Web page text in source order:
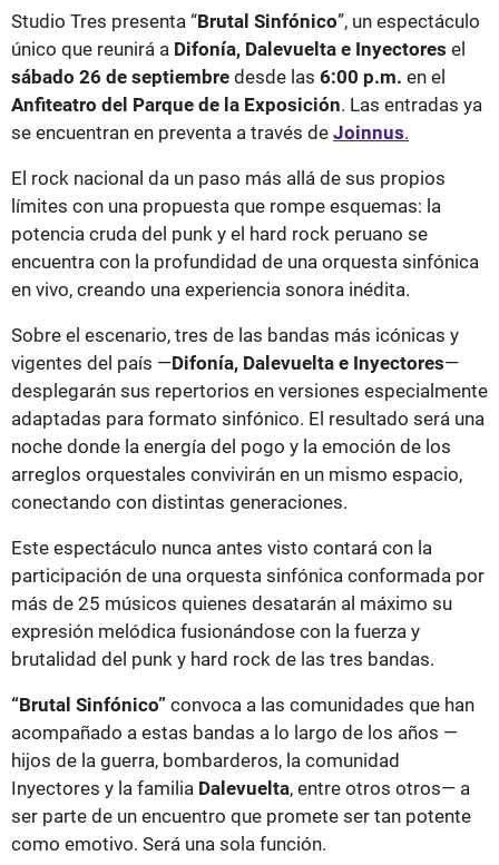
Studio Tres presenta “Brutal Sinfónico”, un espectáculo
único que reunirá a Difonía, Dalevuelta e Inyectores el
sábado 26 de septiembre desde las 6:00 p.m. en el
Anfiteatro del Parque de la Exposición. Las entradas ya
se encuentran en preventa a través de Joinnus.
El rock nacional da un paso más allá de sus propios
límites con una propuesta que rompe esquemas: la
potencia cruda del punk y el hard rock peruano se
encuentra con la profundidad de una orquesta sinfónica
en vivo, creando una experiencia sonora inédita.
Sobre el escenario, tres de las bandas más icónicas y
vigentes del país —Difonía, Dalevuelta e Inyectores—
desplegarán sus repertorios en versiones especialmente
adaptadas para formato sinfónico. El resultado será una
noche donde la energía del pogo y la emoción de los
arreglos orquestales convivirán en un mismo espacio,
conectando con distintas generaciones.
Este espectáculo nunca antes visto contará con la
participación de una orquesta sinfónica conformada por
más de 25 músicos quienes desatarán al máximo su
expresión melódica fusionándose con la fuerza y
brutalidad del punk y hard rock de las tres bandas.
“Brutal Sinfónico” convoca a las comunidades que han
acompañado a estas bandas a lo largo de los años —
hijos de la guerra, bombarderos, la comunidad
Inyectores y la familia Dalevuelta, entre otros otros— a
ser parte de un encuentro que promete ser tan potente
como emotivo. Será una sola función.